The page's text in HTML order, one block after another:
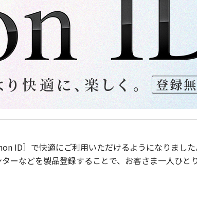
ID］で快適にご利用いただけるようになりました
ーなどを製品登録することで、お客さま一人ひと